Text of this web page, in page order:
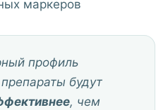
маркеров
профиль
будут
, чем